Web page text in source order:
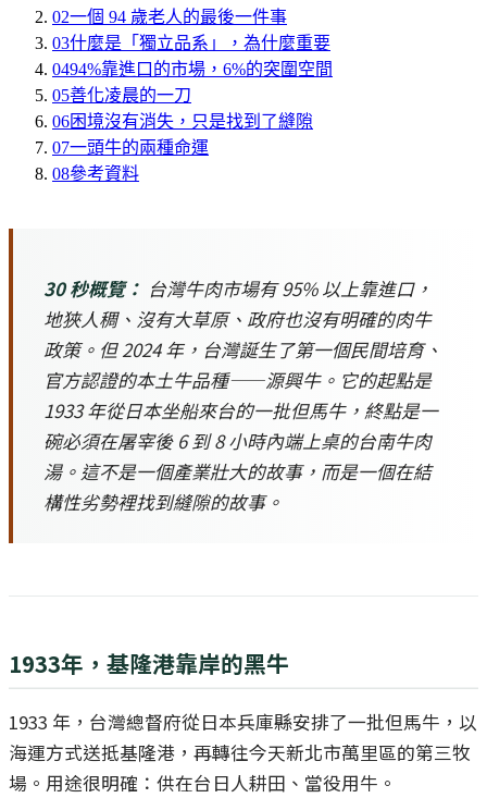
02一個 94 歲老人的最後一件事
03什麼是「獨立品系」，為什麼重要
0494%靠進口的市場，6%的突圍空間
05善化凌晨的一刀
06困境沒有消失，只是找到了縫隙
07一頭牛的兩種命運
08參考資料
30 秒概覽： 台灣牛肉市場有 95% 以上靠進口，
地狹人稠、沒有大草原、政府也沒有明確的肉牛
政策。但 2024 年，台灣誕生了第一個民間培育、
官方認證的本土牛品種——源興牛。它的起點是
1933 年從日本坐船來台的一批但馬牛，終點是一
碗必須在屠宰後 6 到 8 小時內端上桌的台南牛肉
湯。這不是一個產業壯大的故事，而是一個在結
構性劣勢裡找到縫隙的故事。
1933年，基隆港靠岸的黑牛
1933 年，台灣總督府從日本兵庫縣安排了一批但馬牛，以
海運方式送抵基隆港，再轉往今天新北市萬里區的第三牧
場。用途很明確：供在台日人耕田、當役用牛。